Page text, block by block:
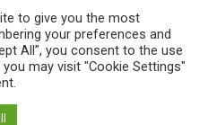
to give you the most
your preferences and
All”, you consent to the use
may visit "Cookie Settings"